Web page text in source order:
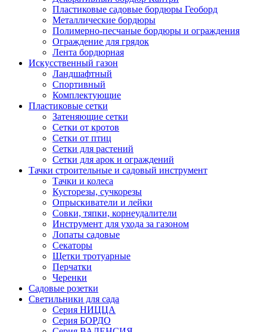
Пластиковые садовые бордюры Геоборд
Металлические бордюры
Полимерно-песчаные бордюры и ограждения
Ограждение для грядок
Лента бордюрная
Искусственный газон
Ландшафтный
Спортивный
Комплектующие
Пластиковые сетки
Затеняющие сетки
Сетки от кротов
Сетки от птиц
Сетки для растений
Сетки для арок и ограждений
Тачки строительные и садовый инструмент
Тачки и колеса
Кусторезы, сучкорезы
Опрыскиватели и лейки
Совки, тяпки, корнеудалители
Инструмент для ухода за газоном
Лопаты садовые
Секаторы
Щетки тротуарные
Перчатки
Черенки
Садовые розетки
Светильники для сада
Серия НИЦЦА
Серия БОРДО